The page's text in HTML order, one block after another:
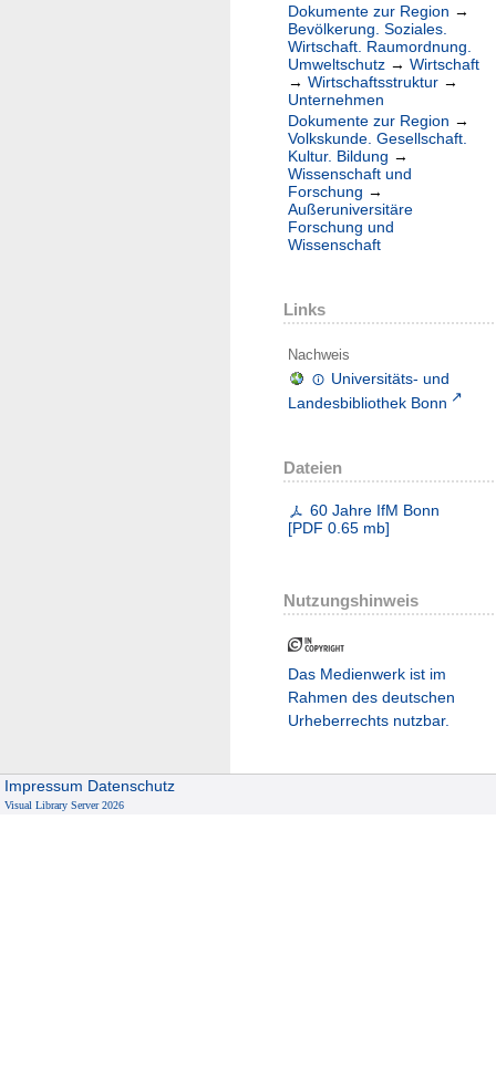
Dokumente zur Region →
Bevölkerung. Soziales.
Wirtschaft. Raumordnung.
Umweltschutz → Wirtschaft
→ Wirtschaftsstruktur →
Unternehmen
Dokumente zur Region →
Volkskunde. Gesellschaft.
Kultur. Bildung →
Wissenschaft und
Forschung →
Außeruniversitäre
Forschung und
Wissenschaft
Links
Nachweis
Universitäts- und
Landesbibliothek Bonn
Dateien
60 Jahre IfM Bonn
[PDF 0.65 mb]
Nutzungshinweis
Das Medienwerk ist im
Rahmen des deutschen
Urheberrechts nutzbar.
Impressum Datenschutz
Visual Library Server 2026